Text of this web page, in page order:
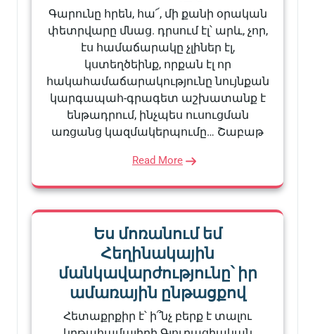
Գարունը հրեն, հա՜, մի քանի օրական
փետրվարը մնաց. դրսում էլ՝ արև, չոր,
էս համաճարակը չլիներ էլ,
կստեղծեինք, որքան էլ որ
հակահամաճարակությունը նույնքան
կարգապահ-գրագետ աշխատանք է
ենթադրում, ինչպես ուսուցման
առցանց կազմակերպումը… Շաբաթ
Read More
Ես մոռանում եմ
Հեղինակային
մանկավարժությունը՝ իր
ամառային ընթացքով
Հետաքրքիր է՝ ի՞նչ բերք է տալու